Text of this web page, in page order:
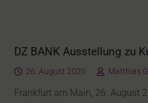
DZ BANK Ausstellung zu
26. August 2020 Matthias
Frankfurt am Main, 26. August